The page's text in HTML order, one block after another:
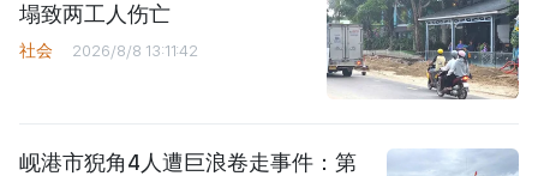
塌致两工人伤亡
社会 2026/8/8 13:11:42
岘港市猊角4人遭巨浪卷走事件：第